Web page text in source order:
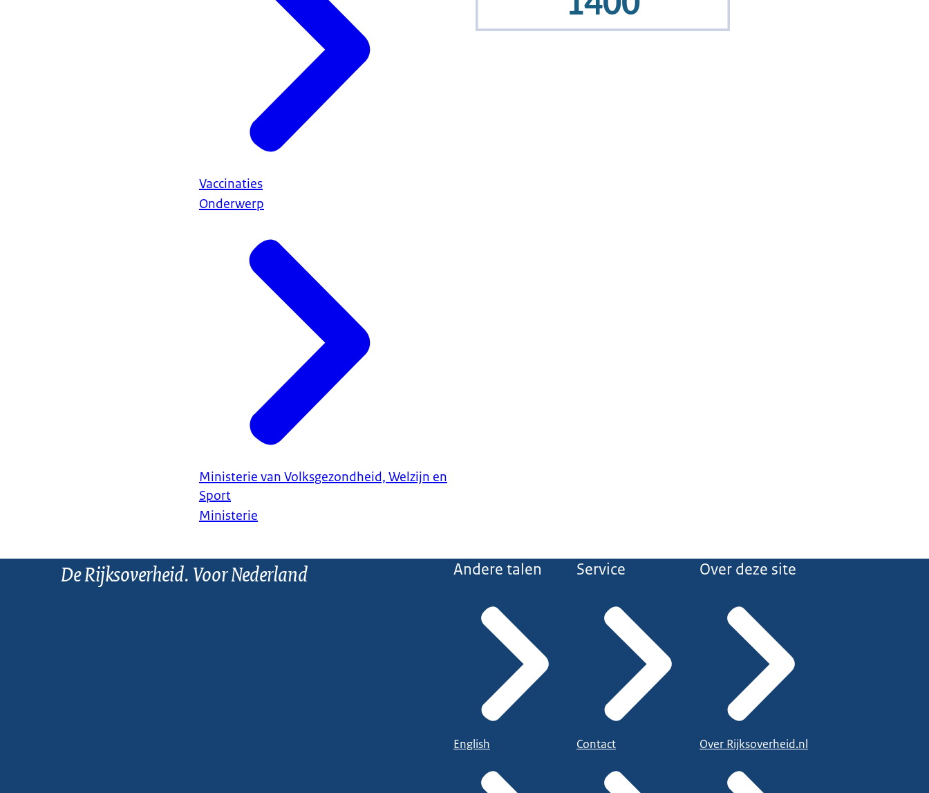
Vaccinaties
Onderwerp
Ministerie van Volksgezondheid, Welzijn en
Sport
Ministerie
De Rijksoverheid. Voor Nederland Andere talen
English
Service
Contact
Over deze site
Over Rijksoverheid.nl